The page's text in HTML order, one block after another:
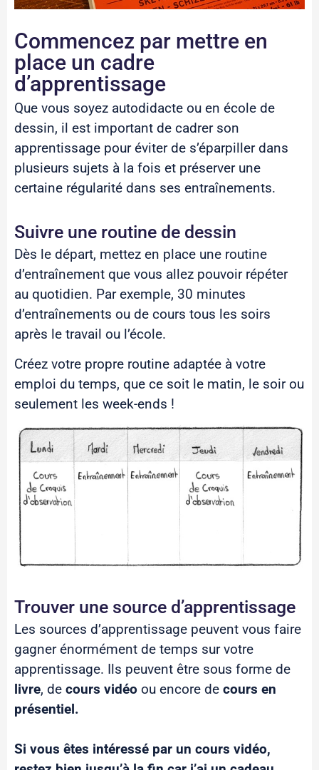
Commencez par mettre en
place un cadre
d’apprentissage
Que vous soyez autodidacte ou en école de
dessin, il est important de cadrer son
apprentissage pour éviter de s’éparpiller dans
plusieurs sujets à la fois et préserver une
certaine régularité dans ses entraînements.
Suivre une routine de dessin​
Dès le départ, mettez en place une routine
d’entraînement que vous allez pouvoir répéter
au quotidien. Par exemple, 30 minutes
d’entraînements ou de cours tous les soirs
après le travail ou l’école.
Créez votre propre routine adaptée à votre
emploi du temps, que ce soit le matin, le soir ou
seulement les week-ends !
Trouver une source d’apprentissage
Les sources d’apprentissage peuvent vous faire
gagner énormément de temps sur votre
apprentissage. Ils peuvent être sous forme de
livre, de cours vidéo ou encore de cours en
présentiel.
Si vous êtes intéressé par un cours vidéo,